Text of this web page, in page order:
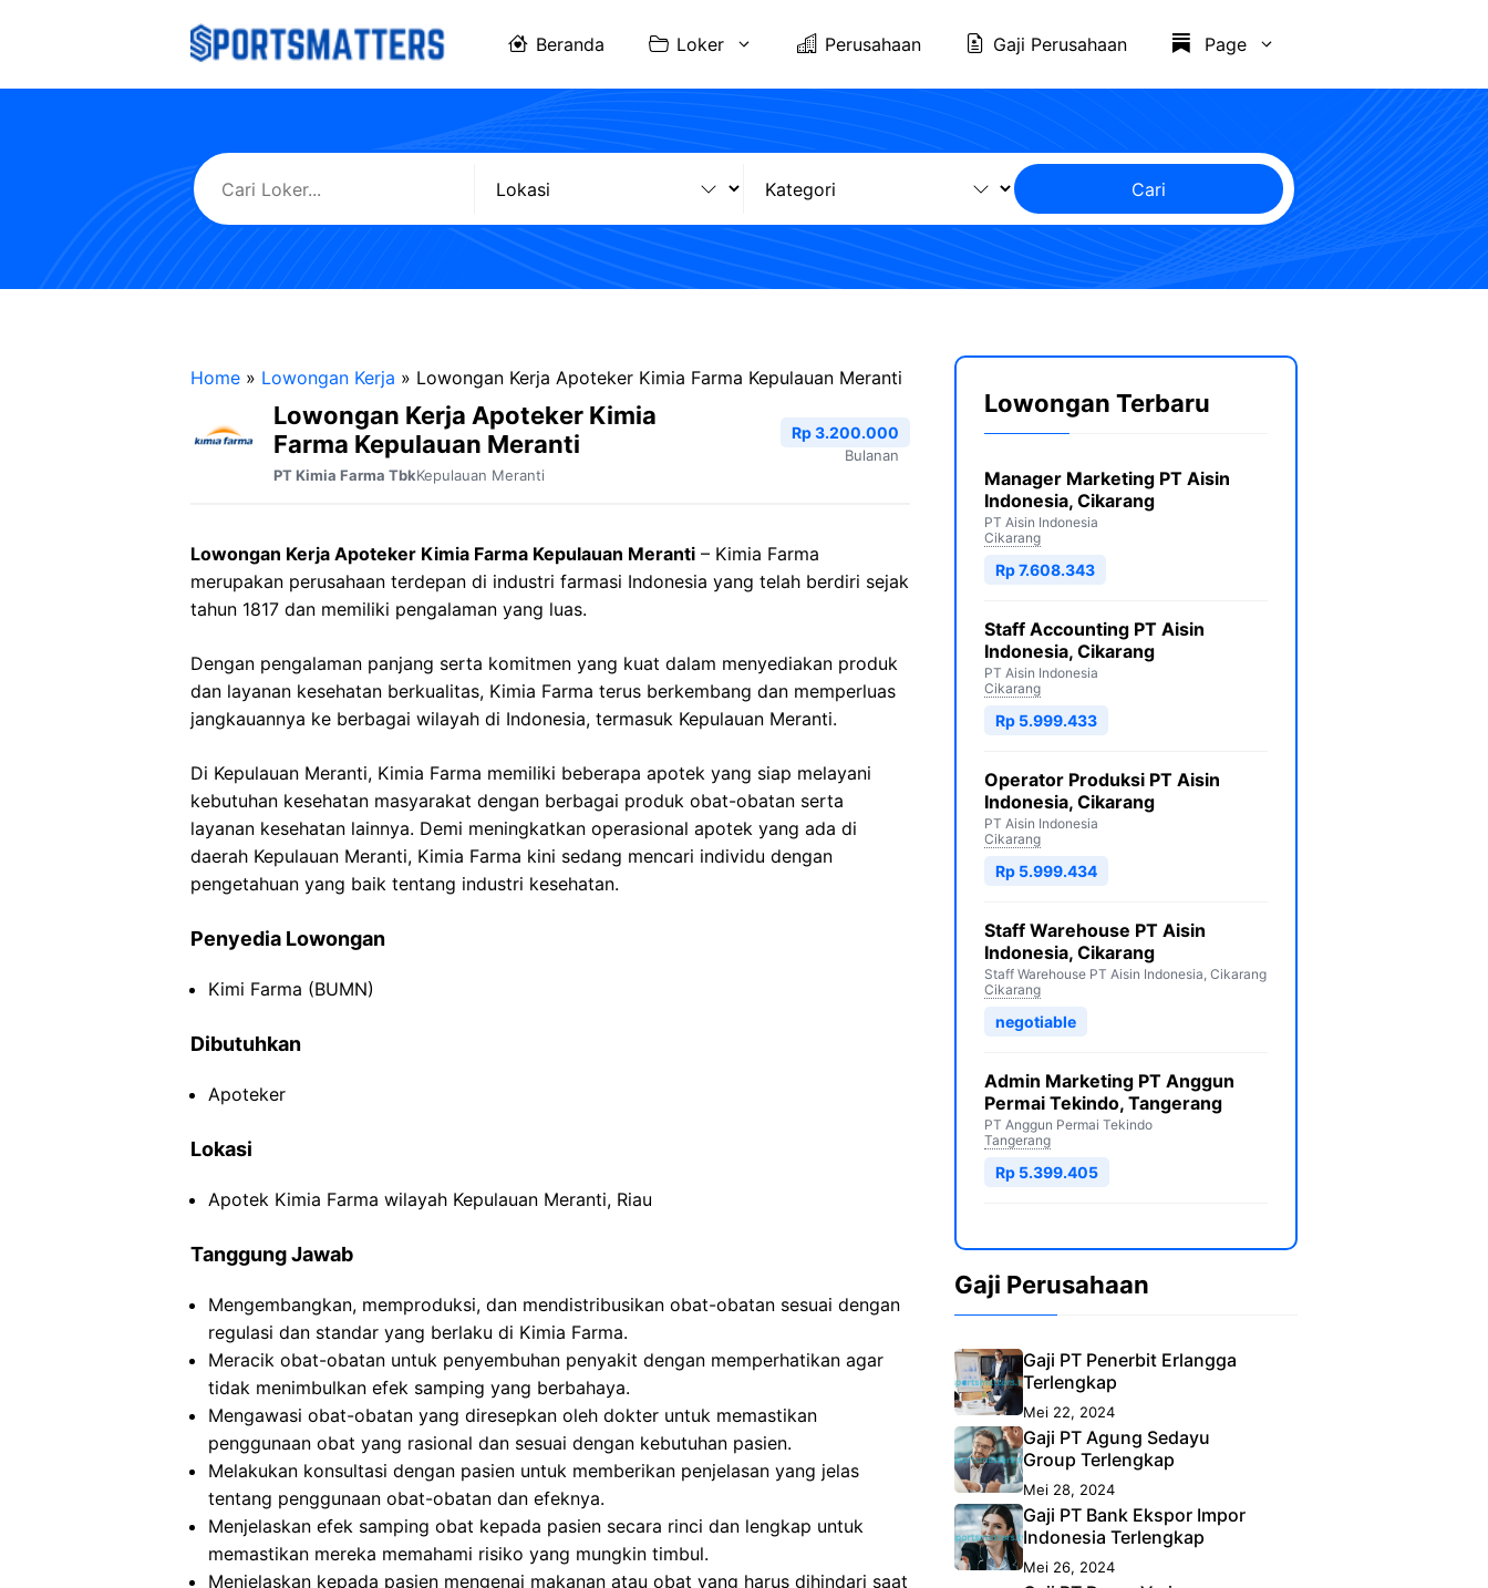
Beranda Loker Perusahaan Gaji Perusahaan Page
Cari
Home » Lowongan Kerja » Lowongan Kerja Apoteker Kimia Farma Kepulauan Meranti
Lowongan Kerja Apoteker Kimia
Farma Kepulauan Meranti
PT Kimia Farma TbkKepulauan Meranti
Rp 3.200.000
Bulanan
Lowongan Kerja Apoteker Kimia Farma Kepulauan Meranti – Kimia Farma
merupakan perusahaan terdepan di industri farmasi Indonesia yang telah berdiri sejak
tahun 1817 dan memiliki pengalaman yang luas.
Dengan pengalaman panjang serta komitmen yang kuat dalam menyediakan produk
dan layanan kesehatan berkualitas, Kimia Farma terus berkembang dan memperluas
jangkauannya ke berbagai wilayah di Indonesia, termasuk Kepulauan Meranti.
Di Kepulauan Meranti, Kimia Farma memiliki beberapa apotek yang siap melayani
kebutuhan kesehatan masyarakat dengan berbagai produk obat-obatan serta
layanan kesehatan lainnya. Demi meningkatkan operasional apotek yang ada di
daerah Kepulauan Meranti, Kimia Farma kini sedang mencari individu dengan
pengetahuan yang baik tentang industri kesehatan.
Penyedia Lowongan
Kimi Farma (BUMN)
Dibutuhkan
Apoteker
Lokasi
Apotek Kimia Farma wilayah Kepulauan Meranti, Riau
Tanggung Jawab
Mengembangkan, memproduksi, dan mendistribusikan obat-obatan sesuai dengan
regulasi dan standar yang berlaku di Kimia Farma.
Meracik obat-obatan untuk penyembuhan penyakit dengan memperhatikan agar
tidak menimbulkan efek samping yang berbahaya.
Mengawasi obat-obatan yang diresepkan oleh dokter untuk memastikan
penggunaan obat yang rasional dan sesuai dengan kebutuhan pasien.
Melakukan konsultasi dengan pasien untuk memberikan penjelasan yang jelas
tentang penggunaan obat-obatan dan efeknya.
Menjelaskan efek samping obat kepada pasien secara rinci dan lengkap untuk
memastikan mereka memahami risiko yang mungkin timbul.
Menjelaskan kepada pasien mengenai makanan atau obat yang harus dihindari saat
Lowongan Terbaru
Manager Marketing PT Aisin
Indonesia, Cikarang
PT Aisin Indonesia
Cikarang
Rp 7.608.343
Staff Accounting PT Aisin
Indonesia, Cikarang
PT Aisin Indonesia
Cikarang
Rp 5.999.433
Operator Produksi PT Aisin
Indonesia, Cikarang
PT Aisin Indonesia
Cikarang
Rp 5.999.434
Staff Warehouse PT Aisin
Indonesia, Cikarang
Staff Warehouse PT Aisin Indonesia, Cikarang
Cikarang
negotiable
Admin Marketing PT Anggun
Permai Tekindo, Tangerang
PT Anggun Permai Tekindo
Tangerang
Rp 5.399.405
Gaji Perusahaan
Gaji PT Penerbit Erlangga
Terlengkap
Mei 22, 2024
Gaji PT Agung Sedayu
Group Terlengkap
Mei 28, 2024
Gaji PT Bank Ekspor Impor
Indonesia Terlengkap
Mei 26, 2024